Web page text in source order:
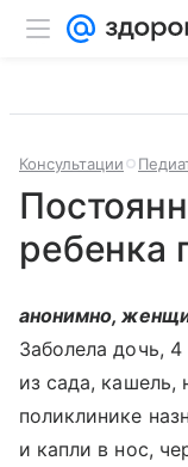
Консультации
ребенка
анонимно,
Заболела дочь, 4
из сада, кашель,
поликлинике
и капли в нос,